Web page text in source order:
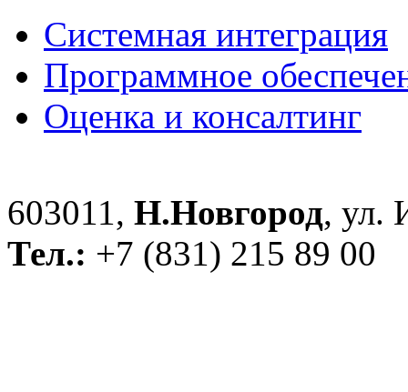
Системная интеграция
Программное
Оценка и консалтинг
603011, Н.Новгород, ул.
Тел.: +7 (831) 215 89 00